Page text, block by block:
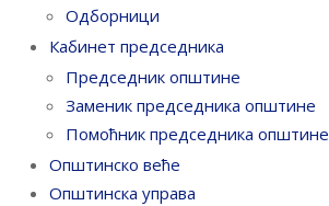
Одборници
Кабинет председника
Председник општине
Заменик председника општине
Помоћник председника општине
Општинско веће
Општинска управа